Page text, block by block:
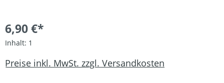
6,90 €*
Inhalt: 1
Preise inkl. MwSt. zzgl. Versandkosten